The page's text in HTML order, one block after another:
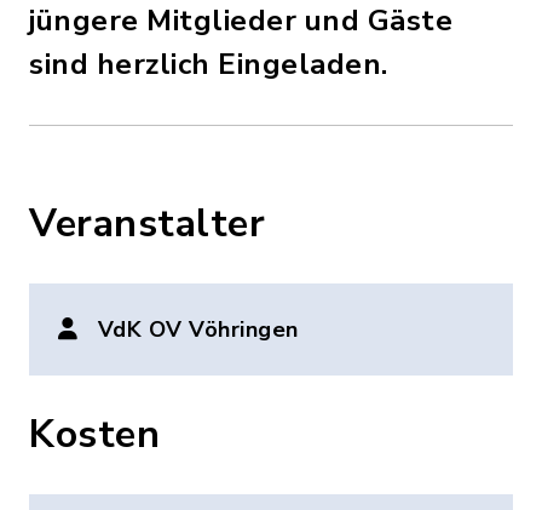
jüngere Mitglieder und Gäste
sind herzlich Eingeladen.
Veranstalter
VdK OV Vöhringen
Kosten